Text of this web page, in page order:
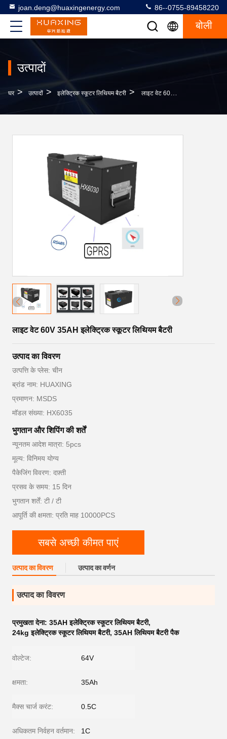
joan.deng@huaxingenergy.com 86--0755-89458220
बोली
उत्पादों
घर > उत्पादों > इलेक्ट्रिक स्कूटर लिथियम बैटरी > लाइट वेट 60V 35AH इलेक्ट्रिक स्कूटर लिथियम बैटरी
लाइट वेट 60V 35AH इलेक्ट्रिक स्कूटर लिथियम बैटरी
उत्पाद का विवरण
उत्पत्ति के प्लेस: चीन
ब्रांड नाम: HUAXING
प्रमाणन: MSDS
मॉडल संख्या: HX6035
भुगतान और शिपिंग की शर्तें
न्यूनतम आदेश मात्रा: 5pcs
मूल्य: विनिमय योग्य
पैकेजिंग विवरण: दफ़्ती
प्रसव के समय: 15 दिन
भुगतान शर्तें: टी / टी
आपूर्ति की क्षमता: प्रति माह 10000PCS
सबसे अच्छी कीमत पाएं
उत्पाद का विवरण उत्पाद का वर्णन
उत्पाद का विवरण
प्रमुखता देना: 35AH इलेक्ट्रिक स्कूटर लिथियम बैटरी,
24kg इलेक्ट्रिक स्कूटर लिथियम बैटरी, 35AH लिथियम बैटरी पैक
वोल्टेज: 64V
क्षमता: 35Ah
मैक्स चार्ज करंट: 0.5C
अधिकतम निर्वहन वर्तमान: 1C